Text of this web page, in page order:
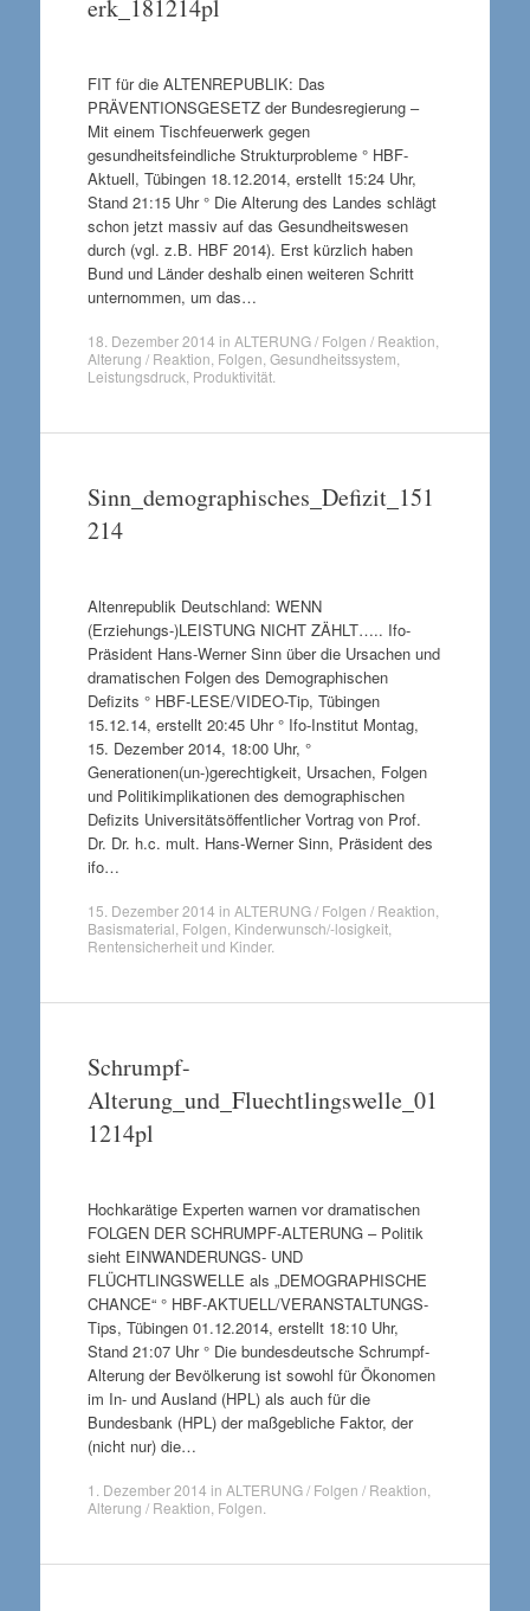
erk_181214pl
FIT für die ALTENREPUBLIK: Das
PRÄVENTIONSGESETZ der Bundesregierung –
Mit einem Tischfeuerwerk gegen
gesundheitsfeindliche Strukturprobleme ° HBF-
Aktuell, Tübingen 18.12.2014, erstellt 15:24 Uhr,
Stand 21:15 Uhr ° Die Alterung des Landes schlägt
schon jetzt massiv auf das Gesundheitswesen
durch (vgl. z.B. HBF 2014). Erst kürzlich haben
Bund und Länder deshalb einen weiteren Schritt
unternommen, um das…
18. Dezember 2014 in ALTERUNG / Folgen / Reaktion
Alterung / Reaktion Folgen Gesundheitssystem
Leistungsdruck Produktivität.
Sinn_demographisches_Defizit_151
214
Altenrepublik Deutschland: WENN
(Erziehungs-)LEISTUNG NICHT ZÄHLT….. Ifo-
Präsident Hans-Werner Sinn über die Ursachen und
dramatischen Folgen des Demographischen
Defizits ° HBF-LESE/VIDEO-Tip, Tübingen
15.12.14, erstellt 20:45 Uhr ° Ifo-Institut Montag,
15. Dezember 2014, 18:00 Uhr, °
Generationen(un-)gerechtigkeit, Ursachen, Folgen
und Politikimplikationen des demographischen
Defizits Universitätsöffentlicher Vortrag von Prof.
Dr. Dr. h.c. mult. Hans-Werner Sinn, Präsident des
ifo…
15. Dezember 2014 in ALTERUNG / Folgen / Reaktion
Basismaterial Folgen Kinderwunsch/-losigkeit,
Rentensicherheit und Kinder.
Schrumpf-
Alterung_und_Fluechtlingswelle_01
1214pl
Hochkarätige Experten warnen vor dramatischen
FOLGEN DER SCHRUMPF-ALTERUNG – Politik
sieht EINWANDERUNGS- UND
FLÜCHTLINGSWELLE als „DEMOGRAPHISCHE
CHANCE“ ° HBF-AKTUELL/VERANSTALTUNGS-
Tips, Tübingen 01.12.2014, erstellt 18:10 Uhr,
Stand 21:07 Uhr ° Die bundesdeutsche Schrumpf-
Alterung der Bevölkerung ist sowohl für Ökonomen
im In- und Ausland (HPL) als auch für die
Bundesbank (HPL) der maßgebliche Faktor, der
(nicht nur) die…
1. Dezember 2014 in ALTERUNG / Folgen / Reaktion
Alterung / Reaktion Folgen